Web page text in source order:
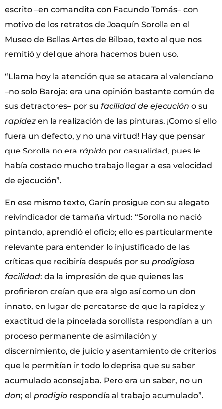
escrito –en comandita con Facundo Tomás– con
motivo de los retratos de Joaquín Sorolla en el
Museo de Bellas Artes de Bilbao, texto al que nos
remitió y del que ahora hacemos buen uso.
“Llama hoy la atención que se atacara al valenciano
–no solo Baroja: era una opinión bastante común de
sus detractores– por su facilidad de ejecución o su
rapidezen la realización de las pinturas. ¡Como si ello
fuera un defecto, y no una virtud! Hay que pensar
que Sorolla no era rápido por casualidad, pues le
había costado mucho trabajo llegar a esa velocidad
de ejecución”.
En ese mismo texto, Garín prosigue con su alegato
reivindicador de tamaña virtud: “Sorolla no nació
pintando, aprendió el oficio; ello es particularmente
relevante para entender lo injustificado de las
críticas que recibiría después por su prodigiosa
facilidad: da la impresión de que quienes las
profirieron creían que era algo así como un don
innato, en lugar de percatarse de que la rapidez y
exactitud de la pincelada sorollista respondían a un
proceso permanente de asimilación y
discernimiento, de juicio y asentamiento de criterios
que le permitían ir todo lo deprisa que su saber
acumulado aconsejaba. Pero era un saber, no un
don; el prodigio respondía al trabajo acumulado”.